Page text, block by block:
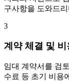
구사항을 도와드
3
계약 체결 및 비
임대 계약서를 검
수료 등 초기 비용